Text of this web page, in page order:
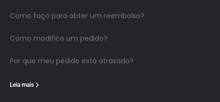
Como faço para obter um reembolso?
Como modifico um pedido?
Por que meu pedido está atrasado?
Leia mais